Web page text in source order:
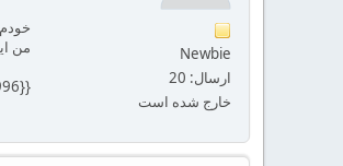
Newbie
ارسال: 20
خارج شده است
من